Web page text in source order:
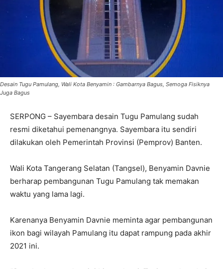
Desain Tugu Pamulang, Wali Kota Benyamin : Gambarnya Bagus, Semoga Fisiknya
Juga Bagus
SERPONG – Sayembara desain Tugu Pamulang sudah
resmi diketahui pemenangnya. Sayembara itu sendiri
dilakukan oleh Pemerintah Provinsi (Pemprov) Banten.
Wali Kota Tangerang Selatan (Tangsel), Benyamin Davnie
berharap pembangunan Tugu Pamulang tak memakan
waktu yang lama lagi.
Karenanya Benyamin Davnie meminta agar pembangunan
ikon bagi wilayah Pamulang itu dapat rampung pada akhir
2021 ini.